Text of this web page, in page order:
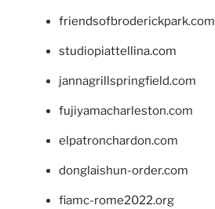
friendsofbroderickpark.com
studiopiattellina.com
jannagrillspringfield.com
fujiyamacharleston.com
elpatronchardon.com
donglaishun-order.com
fiamc-rome2022.org